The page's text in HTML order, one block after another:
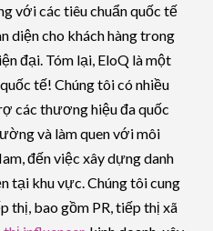
với các tiêu chuẩn quốc tế
diện cho khách hàng trong
đại. Tóm lại, EloQ là một
tế! Chúng tôi có nhiều
các thương hiệu đa quốc
và làm quen với môi
đến việc xây dựng danh
tại khu vực. Chúng tôi cung
thị, bao gồm PR, tiếp thị xã